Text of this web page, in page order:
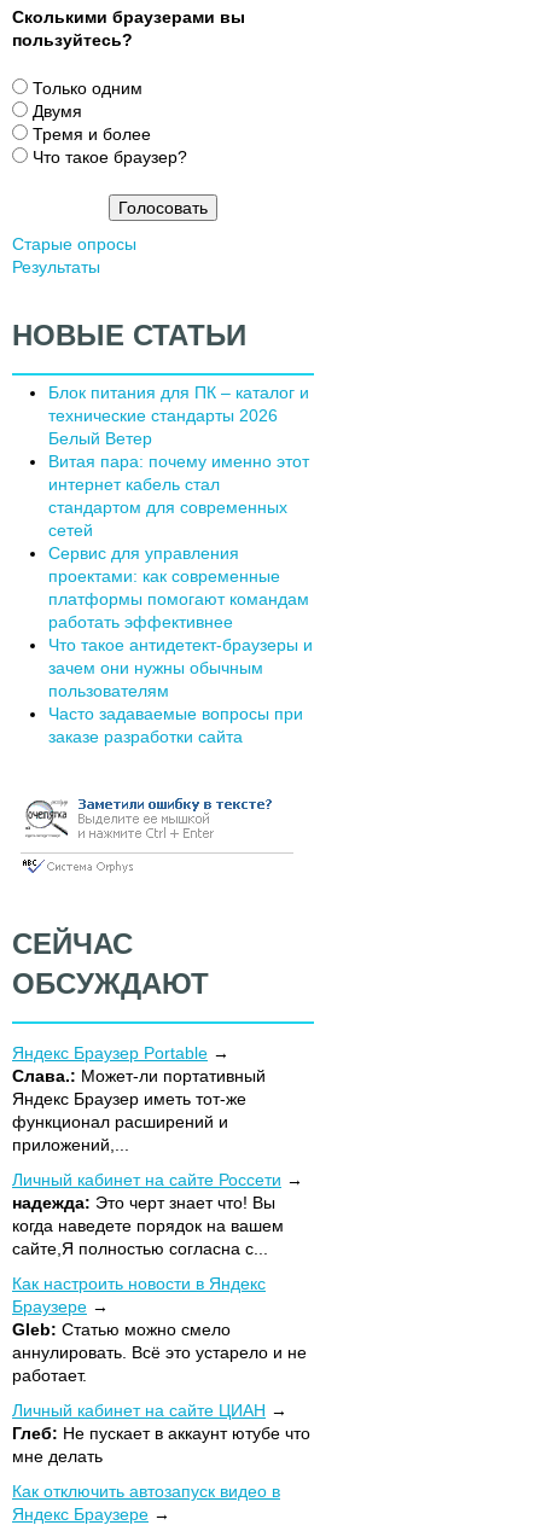
Сколькими браузерами вы
пользуйтесь?
В
а
р
и
ы
Только одним
Двумя
Тремя и более
Что такое браузер?
Старые опросы
Результаты
НОВЫЕ СТАТЬИ
Блок питания для ПК – каталог и
технические стандарты 2026
Белый Ветер
Витая пара: почему именно этот
интернет кабель стал
стандартом для современных
сетей
Сервис для управления
проектами: как современные
платформы помогают командам
работать эффективнее
Что такое антидетект-браузеры и
зачем они нужны обычным
пользователям
Часто задаваемые вопросы при
заказе разработки сайта
СЕЙЧАС
ОБСУЖДАЮТ
Яндекс Браузер Portable
Слава.: Может-ли портативный
Яндекс Браузер иметь тот-же
функционал расширений и
приложений,...
Личный кабинет на сайте Россети
надежда: Это черт знает что! Вы
когда наведете порядок на вашем
сайте,Я полностью согласна с...
Как настроить новости в Яндекс
Браузере
Gleb: Статью можно смело
аннулировать. Всё это устарело и не
работает.
Личный кабинет на сайте ЦИАН
Глеб: Не пускает в аккаунт ютубе что
мне делать
Как отключить автозапуск видео в
Яндекс Браузере